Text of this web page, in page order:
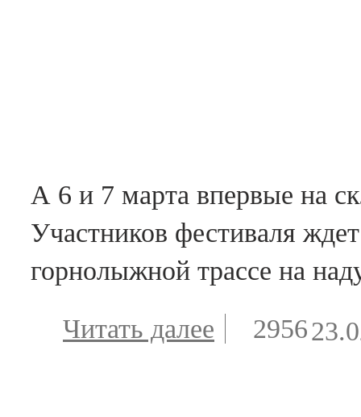
А 6 и 7 марта впервые на
Участников фестиваля
горнолыжной трассе на
Читать далее о Фестиваль
2956